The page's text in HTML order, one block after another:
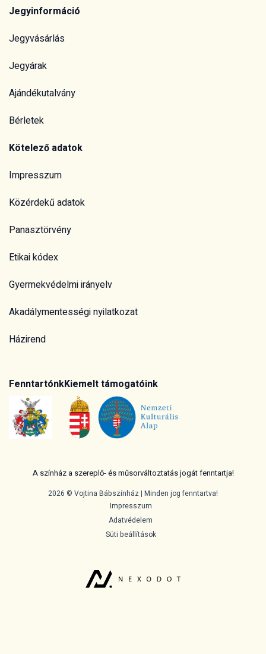
Jegyinformáció
Jegyvásárlás
Jegyárak
Ajándékutalvány
Bérletek
Kötelező adatok
Impresszum
Közérdekű adatok
Panasztörvény
Etikai kódex
Gyermekvédelmi irányelv
Akadálymentességi nyilatkozat
Házirend
FenntartónkKiemelt támogatóink
A színház a szereplő- és műsorváltoztatás jogát fenntartja!
2026 © Vojtina Bábszínház | Minden jog fenntartva!
Impresszum
Adatvédelem
Süti beállítások